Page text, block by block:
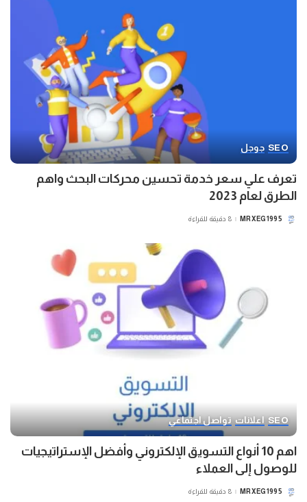
SEO جوجل
تعرف علي سعر خدمة تحسين محركات البحث واهم
الطرق لعام 2023
POSTED
MRXEG1995 8 دقيقة للقراءة
SEO اعلانات تواصل اجتماعي
اهم 10 أنواع التسويق الإلكتروني وأفضل الإستراتيجيات
للوصول إلى العملاء
POSTED
MRXEG1995 8 دقيقة للقراءة